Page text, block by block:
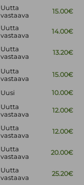
Uutta
vastaava
15.00€
Uutta
vastaava
14.00€
Uutta
vastaava
13.20€
Uutta
vastaava
15.00€
Uusi
10.00€
Uutta
vastaava
12.00€
Uutta
vastaava
12.00€
Uutta
vastaava
20.00€
Uutta
vastaava
25.20€